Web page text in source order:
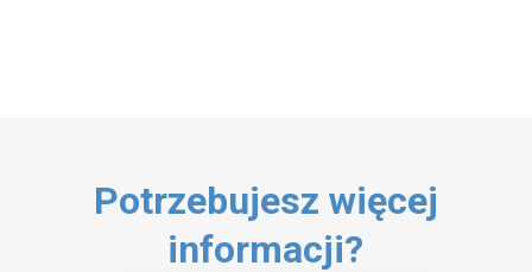
Potrzebujesz więcej
informacji?